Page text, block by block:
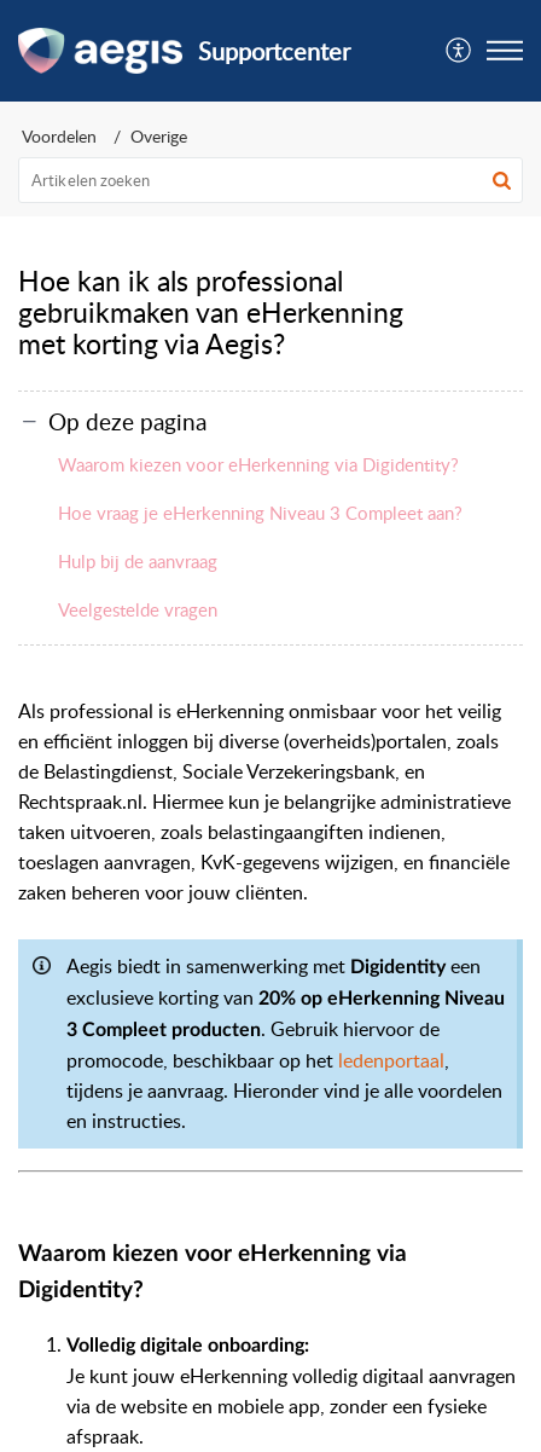
Supportcenter
Voordelen Overige
Hoe kan ik als professional
gebruikmaken van eHerkenning
met korting via Aegis?
Op deze pagina
Waarom kiezen voor eHerkenning via Digidentity?
Hoe vraag je eHerkenning Niveau 3 Compleet aan?
Hulp bij de aanvraag
Veelgestelde vragen
Als professional is eHerkenning onmisbaar voor het veilig
en efficiënt inloggen bij diverse (overheids)portalen, zoals
de Belastingdienst, Sociale Verzekeringsbank, en
Rechtspraak.nl. Hiermee kun je belangrijke administratieve
taken uitvoeren, zoals belastingaangiften indienen,
toeslagen aanvragen, KvK-gegevens wijzigen, en financiële
zaken beheren voor jouw cliënten.
Aegis biedt in samenwerking met Digidentityeen
exclusieve korting van 20% op eHerkenning Niveau
3 Compleet producten. Gebruik hiervoor de
promocode, beschikbaar op het ledenportaal,
tijdens je aanvraag. Hieronder vind je alle voordelen
en instructies.
Waarom kiezen voor eHerkenning via
Digidentity?
Volledig digitale onboarding:
Je kunt jouw eHerkenning volledig digitaal aanvragen
via de website en mobiele app, zonder een fysieke
afspraak.